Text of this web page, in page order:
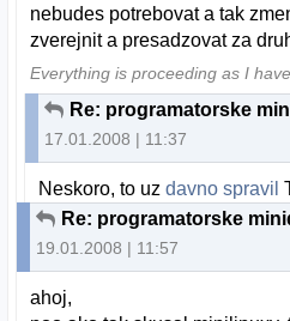
nebudes potrebovat a tak
zverejnit a presadzovat za
Everything is proceeding as I
17.01.2008 | 11:37
Neskoro, to uzdavno spravil
19.01.2008 | 11:57
ahoj,